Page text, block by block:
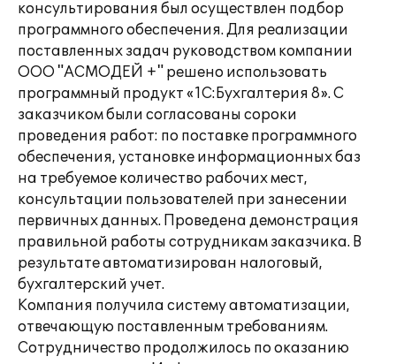
консультирования был осуществлен подбор
программного обеспечения. Для реализации
поставленных задач руководством компании
ООО "АСМОДЕЙ +" решено использовать
программный продукт «1С:Бухгалтерия 8». С
заказчиком были согласованы сороки
проведения работ: по поставке программного
обеспечения, установке информационных баз
на требуемое количество рабочих мест,
консультации пользователей при занесении
первичных данных. Проведена демонстрация
правильной работы сотрудникам заказчика. В
результате автоматизирован налоговый,
бухгалтерский учет.
Компания получила систему автоматизации,
отвечающую поставленным требованиям.
Сотрудничество продолжилось по оказанию